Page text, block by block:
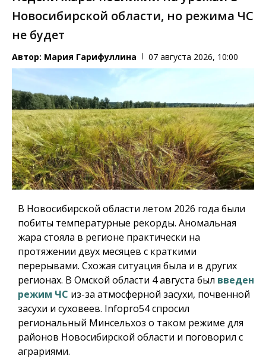
Новосибирской области, но режима ЧС
не будет
Автор: Мария Гарифуллина 07 августа 2026, 10:00
В Новосибирской области летом 2026 года были
побиты температурные рекорды. Аномальная
жара стояла в регионе практически на
протяжении двух месяцев с краткими
перерывами. Схожая ситуация была и в других
регионах. В Омской области 4 августа был введен
режим ЧС из-за атмосферной засухи, почвенной
засухи и суховеев. Infopro54спросил
региональный Минсельхоз о таком режиме для
районов Новосибирской области и поговорил с
аграриями.